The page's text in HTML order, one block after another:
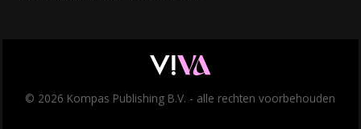
© 2026 Kompas Publishing B.V. - alle rechten voorbehouden